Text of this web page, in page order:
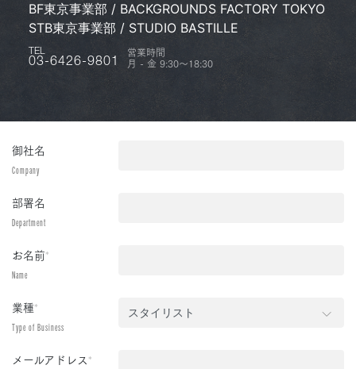
BF東京事業部 / BACKGROUNDS FACTORY TOKYO
STB東京事業部 / STUDIO BASTILLE
TEL
03-6426-9801
営業時間
月 - 金 9:30〜18:30
御社名
Company
部署名
Department
お名前*
Name
業種*
Type of Business
メールアドレス*